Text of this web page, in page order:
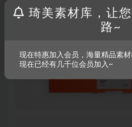
琦美素材库，让
路~
现在特惠加入会员，海量精品素材
现在已经有几千位会员加入~